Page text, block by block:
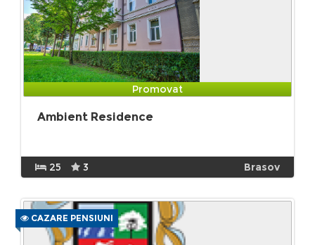
Promovat
Ambient Residence
25 3 Brasov
CAZARE PENSIUNI